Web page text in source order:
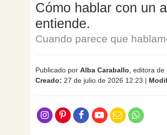
Cómo hablar con un
entiende.
Cuando parece que
Publicado por Alba Caraballo , editora
Creado: 27 de julio de 2026 12:23 |